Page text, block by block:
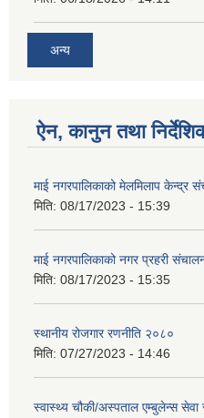
अन्य
ऐन, कानुन तथा
माई नगरपालिकाको मेलमिलाप केन्द्र
मिति: 08/17/2023 - 15:39
माई नगरपालिकाको नगर प्रहरी
मिति: 08/17/2023 - 15:35
स्थानीय रोजगार रणनीति २०८०
मिति: 07/27/2023 - 14:46
स्वास्थ्य चौकी/अस्पताल एम्बुलेन्स